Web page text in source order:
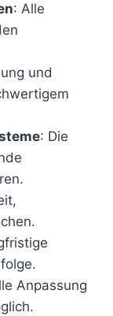
: Alle
und
: Die
Anpassung